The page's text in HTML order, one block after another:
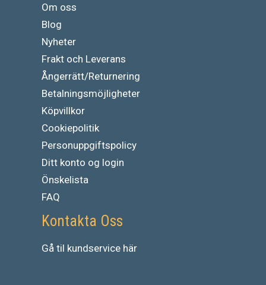
Om oss
Blog
Nyheter
Frakt och Leverans
Ångerrätt/Returnering
Betalningsmöjligheter
Köpvillkor
Cookiepolitik
Personuppgiftspolicy
Ditt konto og login
Önskelista
FAQ
Kontakta Oss
Gå til kundservice här